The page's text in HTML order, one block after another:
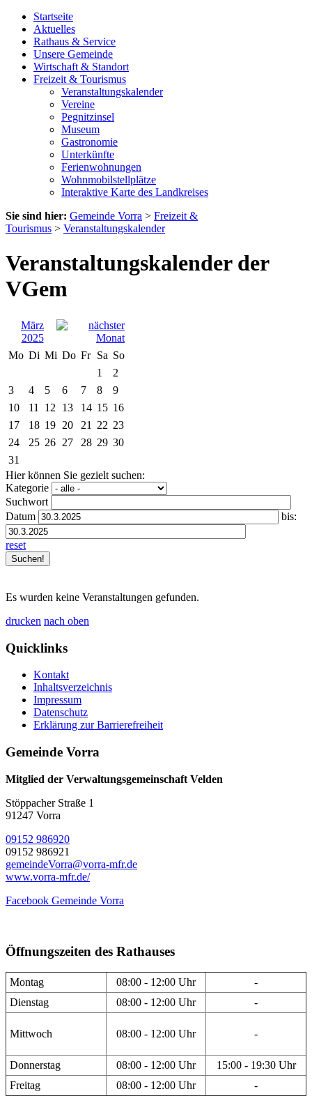
Startseite
Aktuelles
Rathaus & Service
Unsere Gemeinde
Wirtschaft & Standort
Freizeit & Tourismus
Veranstaltungskalender
Vereine
Pegnitzinsel
Museum
Gastronomie
Unterkünfte
Ferienwohnungen
Wohnmobilstellplätze
Interaktive Karte des Landkreises
Sie sind hier: Gemeinde Vorra > Freizeit &
Tourismus > Veranstaltungskalender
Veranstaltungskalender der
VGem
März
2025
Mo Di Mi Do Fr Sa So
1
2
3
4 5 6 7 8
9
10
11 12 13 14 15 16
17
18 19 20 21 22 23
24
25 26 27 28 29 30
31
Hier können Sie gezielt suchen:
Kategorie
Suchwort
Datum
bis:
reset
Es wurden keine Veranstaltungen gefunden.
drucken nach oben
Quicklinks
Kontakt
Inhaltsverzeichnis
Impressum
Datenschutz
Erklärung zur Barrierefreiheit
Gemeinde Vorra
Mitglied der Verwaltungsgemeinschaft Velden
Stöppacher Straße 1
91247 Vorra
09152 986920
09152 986921
gemeindeVorra@vorra-mfr.de
www.vorra-mfr.de/
Facebook Gemeinde Vorra
Öffnungszeiten des Rathauses
Montag 08:00 - 12:00 Uhr
-
Dienstag
08:00 - 12:00 Uhr -
Mittwoch 08:00 - 12:00 Uhr -
Donnerstag 08:00 - 12:00 Uhr
15:00 - 19:30 Uhr
Freitag
08:00 - 12:00 Uhr -